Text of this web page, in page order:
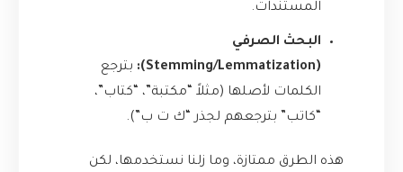
المستندات.
البحث الصرفي
(Stemming/Lemmatization):
بترجع
الكلمات لأصلها (مثلاً “مكتبة”، “كتاب”،
“كاتب” بترجعهم لجذر “ك ت ب”).
هذه الطرق ممتازة، وما زلنا نستخدمها، لكن